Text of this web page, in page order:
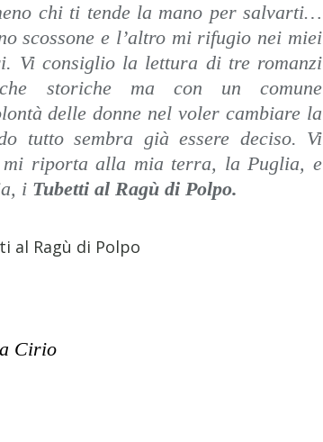
chi ti tende la mano per salvarti…
scossone e l’altro mi rifugio nei miei
Vi consiglio la lettura di tre romanzi
storiche ma con un comune
delle donne nel voler cambiare la
tutto sembra già essere deciso. Vi
riporta alla mia terra, la Puglia, e
i Tubetti al Ragù di Polpo.
Cirio